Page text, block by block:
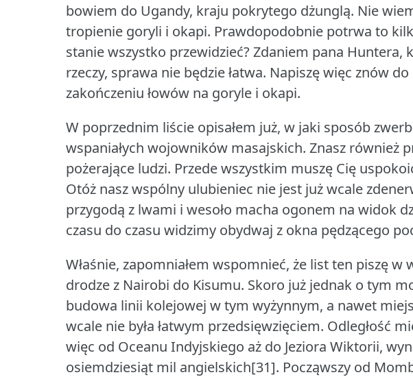
bowiem do Ugandy, kraju pokrytego dżunglą. Nie
tropienie goryli i okapi. Prawdopodobnie potrwa to
stanie wszystko przewidzieć?Zdaniem pana Huntera,
rzeczy, sprawa nie będzie łatwa. Napiszę więc znów
zakończeniu łowów na goryle i okapi.
W poprzednim liście opisałem już, w jaki sposób
wspaniałych wojowników masajskich. Znasz również
pożerające ludzi. Przede wszystkim muszę Cię
Otóż nasz wspólny ulubieniec nie jest już wcale
przygodą z lwami i wesoło macha ogonem na widok
czasu do czasu widzimy obydwaj z okna pędzącego
Właśnie, zapomniałem wspomnieć, że list ten piszę
drodze z Nairobi do Kisumu. Skoro już jednak o tym
budowa linii kolejowej w tym wyżynnym, a nawet
wcale nie była łatwym przedsięwzięciem. Odległość
więc od Oceanu Indyjskiego aż do Jeziora Wiktorii,
osiemdziesiąt mil angielskich[31]. Począwszy od